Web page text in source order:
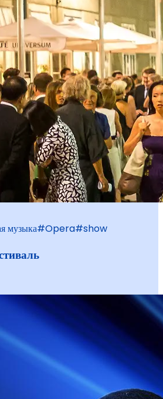
музыка#Opera#show